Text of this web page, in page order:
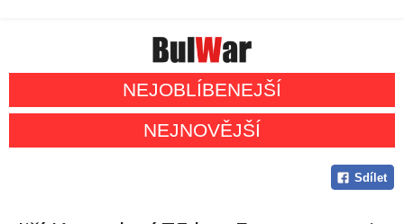
NEJOBLÍBENEJŠÍ
NEJNOVĚJŠÍ
Sdílet